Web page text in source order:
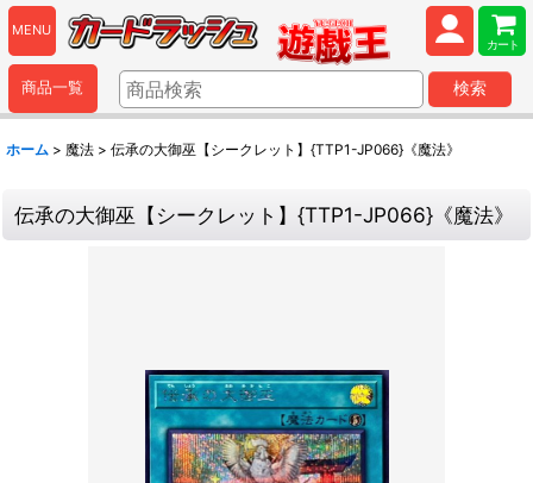
MENU
カート
商品一覧 検索
ホーム > 魔法 > 伝承の大御巫【シークレット】{TTP1-JP066}《魔法》
伝承の大御巫【シークレット】{TTP1-JP066}《魔法》